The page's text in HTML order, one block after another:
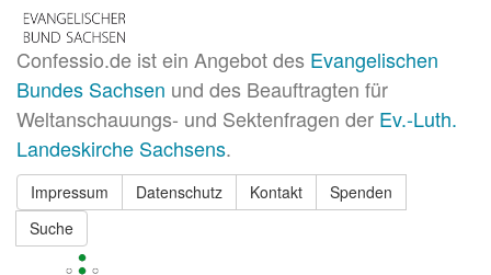
Confessio.de ist ein Angebot des Evangelischen
Bundes Sachsen und des Beauftragten für
Weltanschauungs- und Sektenfragen der Ev.-Luth.
Landeskirche Sachsens.
Impressum Datenschutz Kontakt
Spenden
Suche